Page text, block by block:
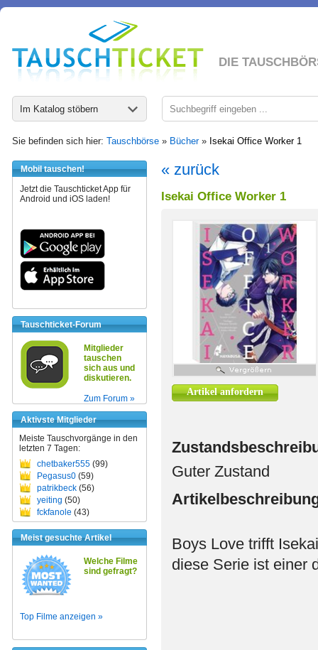
DIE
Im Katalog stöbern
Sie befinden sich hier: Tauschbörse » Bücher» Isekai Office Worker 1
Mobil tauschen!
Jetzt die Tauschticket App für
Android und iOS laden!
Tauschticket-Forum
Mitglieder
tauschen
sich aus und
diskutieren.
Zum Forum »
Aktivste Mitglieder
Meiste Tauschvorgänge in den
letzten 7 Tagen:
chetbaker555 (99)
Pegasus0 (59)
patrikbeck (56)
yeiting (50)
fckfanole (43)
Meist gesuchte Artikel
Welche Filme
sind gefragt?
Top Filme anzeigen »
« zurück
Isekai Office Worker 1
Artikel anfordern
Guter Zustand
Boys Love trifft
diese Serie ist einer